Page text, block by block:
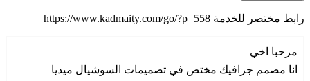
رابط مختصر للخدمة https://www.kadmaity.com/go/?p=558
مرحبا اخي
انا مصمم جرافيك مختص في تصميمات السوشيال ميديا